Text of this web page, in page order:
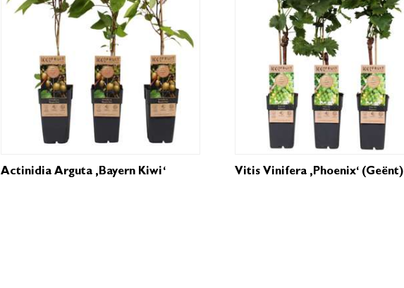
Actinidia Arguta ‚Bayern Kiwi‘ Vitis Vinifera ‚Phoenix‘ (geënt)